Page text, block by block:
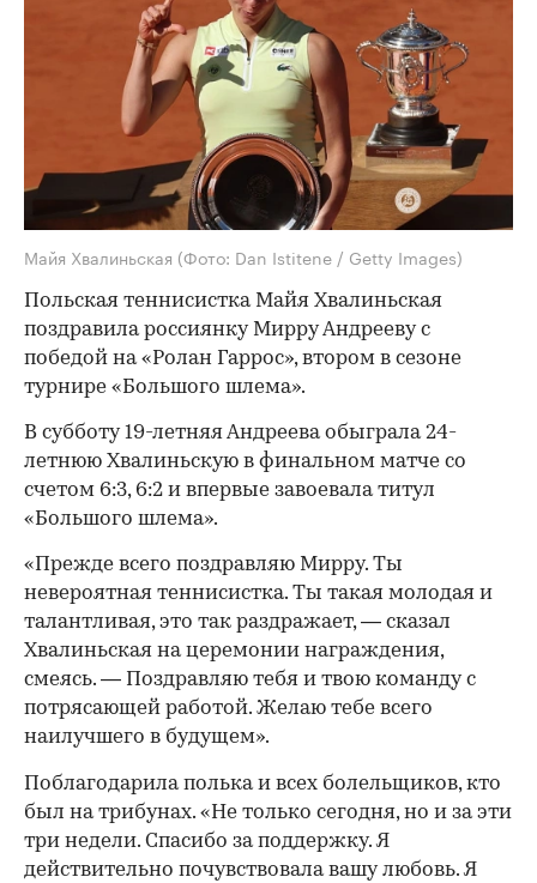
Майя Хвалиньская (Фото: Dan Istitene / Getty Images)
Польская теннисистка Майя Хвалиньская
поздравила россиянку Мирру Андрееву с
победой на «Ролан Гаррос», втором в сезоне
турнире «Большого шлема».
В субботу 19-летняя Андреева обыграла 24-
летнюю Хвалиньскую в финальном матче со
счетом 6:3, 6:2 и впервые завоевала титул
«Большого шлема».
«Прежде всего поздравляю Мирру. Ты
невероятная теннисистка. Ты такая молодая и
талантливая, это так раздражает, — сказал
Хвалиньская на церемонии награждения,
смеясь. — Поздравляю тебя и твою команду с
потрясающей работой. Желаю тебе всего
наилучшего в будущем».
Поблагодарила полька и всех болельщиков, кто
был на трибунах. «Не только сегодня, но и за эти
три недели. Спасибо за поддержку. Я
действительно почувствовала вашу любовь. Я